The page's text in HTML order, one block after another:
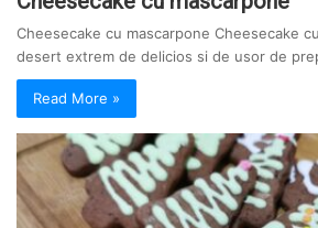
Cheesecake cu mascarpone Cheesecake
desert extrem de delicios si de usor de
Read More »